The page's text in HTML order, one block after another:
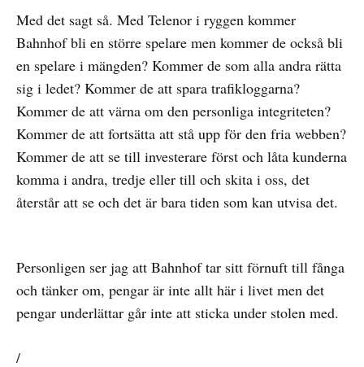
Med det sagt så. Med Telenor i ryggen kommer
Bahnhof bli en större spelare men kommer de också bli
en spelare i mängden? Kommer de som alla andra rätta
sig i ledet? Kommer de att spara trafikloggarna?
Kommer de att värna om den personliga integriteten?
Kommer de att fortsätta att stå upp för den fria webben?
Kommer de att se till investerare först och låta kunderna
komma i andra, tredje eller till och skita i oss, det
återstår att se och det är bara tiden som kan utvisa det.
Personligen ser jag att Bahnhof tar sitt förnuft till fånga
och tänker om, pengar är inte allt här i livet men det
pengar underlättar går inte att sticka under stolen med.
/